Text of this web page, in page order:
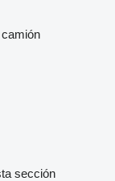
sección